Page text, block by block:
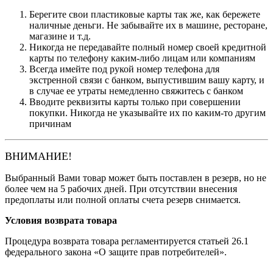
Берегите свои пластиковые карты так же, как бережете
наличные деньги. Не забывайте их в машине, ресторане,
магазине и т.д.
Никогда не передавайте полный номер своей кредитной
карты по телефону каким-либо лицам или компаниям
Всегда имейте под рукой номер телефона для
экстренной связи с банком, выпустившим вашу карту, и
в случае ее утраты немедленно свяжитесь с банком
Вводите реквизиты карты только при совершении
покупки. Никогда не указывайте их по каким-то другим
причинам
ВНИМАНИЕ!
Выбранный Вами товар может быть поставлен в резерв, но не
более чем на 5 рабочих дней. При отсутствии внесения
предоплаты или полной оплаты счета резерв снимается.
Условия возврата товара
Процедура возврата товара регламентируется статьей 26.1
федерального закона «О защите прав потребителей».